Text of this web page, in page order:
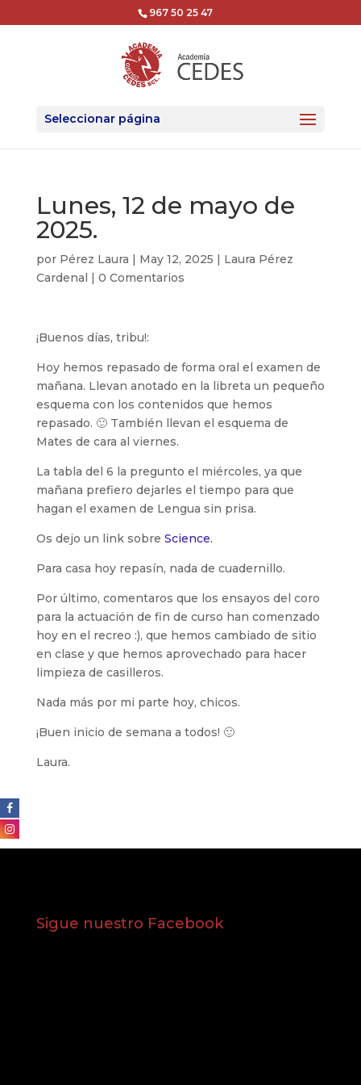
967 50 25 47
Seleccionar página
Lunes, 12 de mayo de
2025.
por Pérez Laura | May 12, 2025 | Laura Pérez
Cardenal | 0 Comentarios
¡Buenos días, tribu!:
Hoy hemos repasado de forma oral el examen de
mañana. Llevan anotado en la libreta un pequeño
esquema con los contenidos que hemos
repasado. 🙂 También llevan el esquema de
Mates de cara al viernes.
La tabla del 6 la pregunto el miércoles, ya que
mañana prefiero dejarles el tiempo para que
hagan el examen de Lengua sin prisa.
Os dejo un link sobre Science.
Para casa hoy repasín, nada de cuadernillo.
Por último, comentaros que los ensayos del coro
para la actuación de fin de curso han comenzado
hoy en el recreo :), que hemos cambiado de sitio
en clase y que hemos aprovechado para hacer
limpieza de casilleros.
Nada más por mi parte hoy, chicos.
¡Buen inicio de semana a todos! 🙂
Laura.
Sigue nuestro Facebook